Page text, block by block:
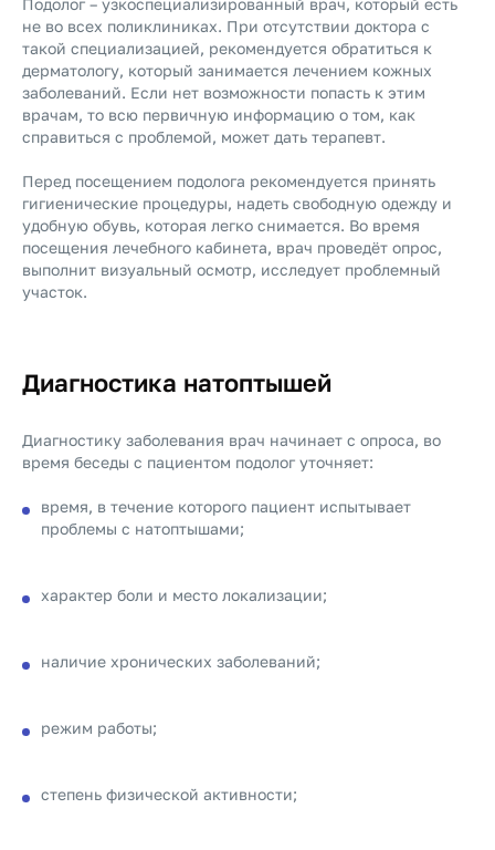
Подолог – узкоспециализированный врач, который есть
не во всех поликлиниках. При отсутствии доктора с
такой специализацией, рекомендуется обратиться к
дерматологу, который занимается лечением кожных
заболеваний. Если нет возможности попасть к этим
врачам, то всю первичную информацию о том, как
справиться с проблемой, может дать терапевт.
Перед посещением подолога рекомендуется принять
гигиенические процедуры, надеть свободную одежду и
удобную обувь, которая легко снимается. Во время
посещения лечебного кабинета, врач проведёт опрос,
выполнит визуальный осмотр, исследует проблемный
участок.
Диагностика натоптышей
Диагностику заболевания врач начинает с опроса, во
время беседы с пациентом подолог уточняет:
время, в течение которого пациент испытывает
проблемы с натоптышами;
характер боли и место локализации;
наличие хронических заболеваний;
режим работы;
степень физической активности;